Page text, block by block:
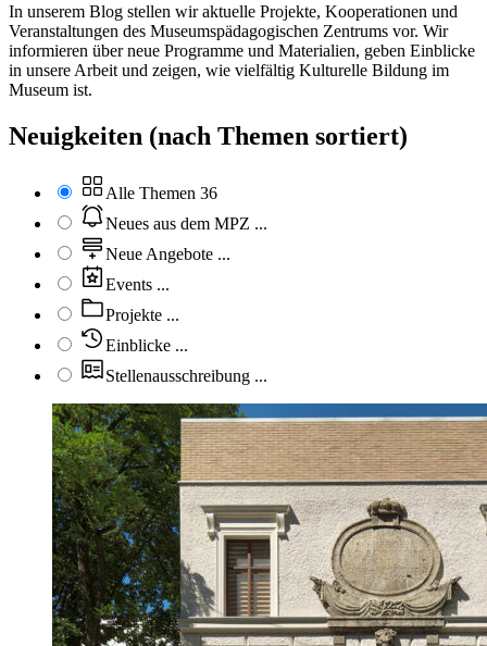
In unserem Blog stellen wir aktuelle Projekte, Kooperationen und
Veranstaltungen des Museumspädagogischen Zentrums vor. Wir
informieren über neue Programme und Materialien, geben Einblicke
in unsere Arbeit und zeigen, wie vielfältig Kulturelle Bildung im
Museum ist.
Neuigkeiten (nach Themen sortiert)
Alle Themen 36
Neues aus dem MPZ ...
Neue Angebote ...
Events ...
Projekte ...
Einblicke ...
Stellenausschreibung ...